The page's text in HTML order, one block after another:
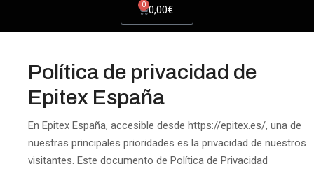
0,00€
0
Política de privacidad de
Epitex España
En Epitex España, accesible desde https://epitex.es/, una de
nuestras principales prioridades es la privacidad de nuestros
visitantes. Este documento de Política de Privacidad